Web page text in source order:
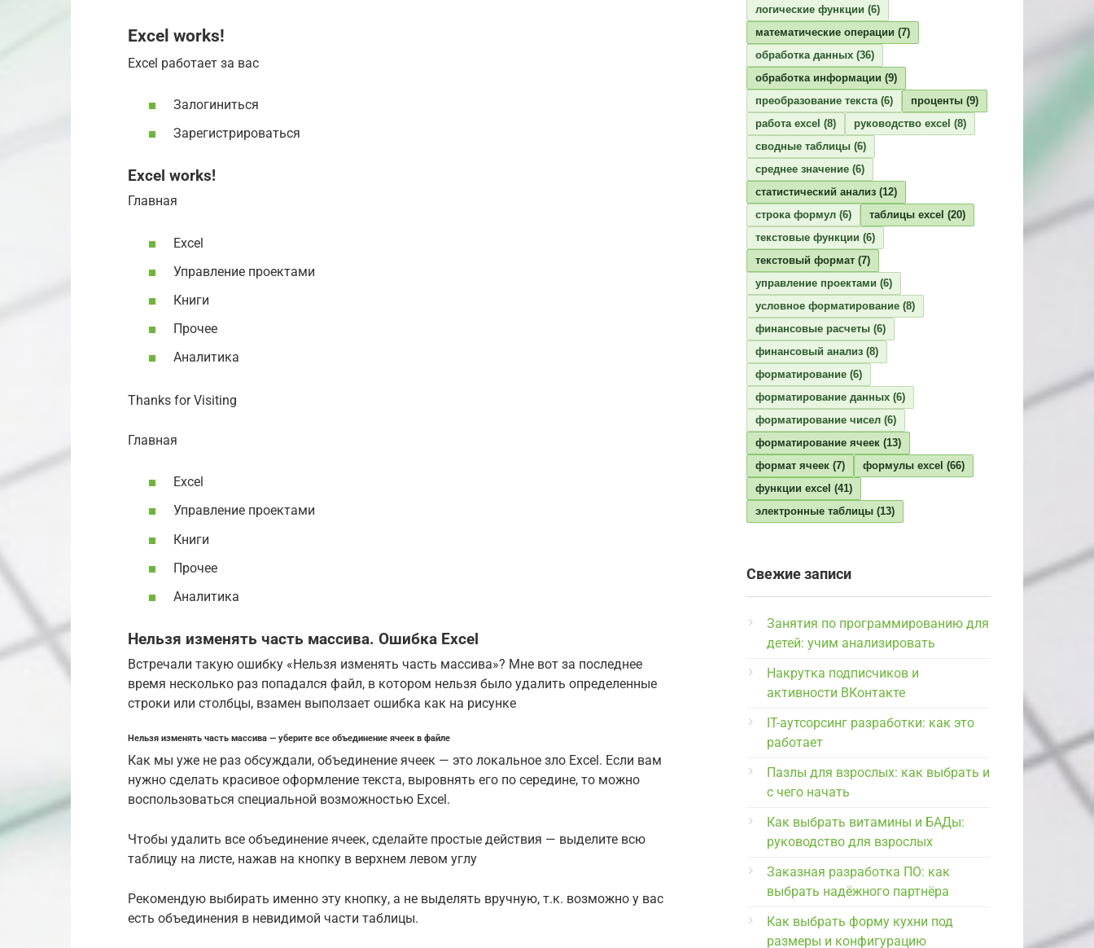
Excel works!
Excel работает за вас
Залогиниться
Зарегистрироваться
Excel works!
Главная
Excel
Управление проектами
Книги
Прочее
Аналитика
Thanks for Visiting
Главная
Excel
Управление проектами
Книги
Прочее
Аналитика
Нельзя изменять часть массива. Ошибка Excel
Встречали такую ошибку «Нельзя изменять часть массива»? Мне вот за последнее
время несколько раз попадался файл, в котором нельзя было удалить определенные
строки или столбцы, взамен выползает ошибка как на рисунке
Нельзя изменять часть массива — уберите все объединение ячеек в файле
Как мы уже не раз обсуждали, объединение ячеек — это локальное зло Excel. Если вам
нужно сделать красивое оформление текста, выровнять его по середине, то можно
воспользоваться специальной возможностью Excel.
Чтобы удалить все объединение ячеек, сделайте простые действия — выделите всю
таблицу на листе, нажав на кнопку в верхнем левом углу
Рекомендую выбирать именно эту кнопку, а не выделять вручную, т.к. возможно у вас
есть объединения в невидимой части таблицы.
логические функции (6)
математические операции (7)
обработка данных (36)
обработка информации (9)
преобразование текста(6) проценты (9)
работа excel (8) руководство excel (8)
сводные таблицы (6)
среднее значение (6)
статистический анализ (12)
строка формул (6) таблицы excel (20)
текстовые функции (6)
текстовый формат (7)
управление проектами (6)
условное форматирование (8)
финансовые расчеты (6)
финансовый анализ (8)
форматирование (6)
форматирование данных (6)
форматирование чисел (6)
форматирование ячеек (13)
формат ячеек (7) формулы excel (66)
функции excel (41)
электронные таблицы (13)
Свежие записи
Занятия по программированию для
детей: учим анализировать
Накрутка подписчиков и
активности ВКонтакте
IT-аутсорсинг разработки: как это
работает
Пазлы для взрослых: как выбрать и
с чего начать
Как выбрать витамины и БАДы:
руководство для взрослых
Заказная разработка ПО: как
выбрать надёжного партнёра
Как выбрать форму кухни под
размеры и конфигурацию